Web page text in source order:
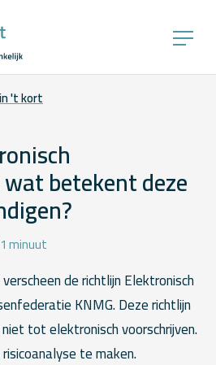
't kort
betekent deze
minuut
de richtlijn Elektronisch
KNMG. Deze richtlijn
tot elektronisch voorschrijven.
te maken.